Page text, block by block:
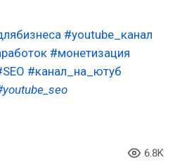
#youtube_канал
#монетизация
#канал_на_ютуб
6.8K